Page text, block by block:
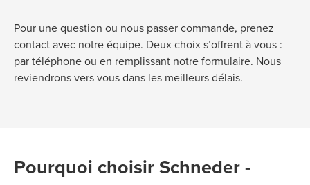
Pour une question ou nous passer commande, prenez
contact avec notre équipe. Deux choix s’offrent à vous :
par téléphone ou en remplissant notre formulaire. Nous
reviendrons vers vous dans les meilleurs délais.
Pourquoi choisir Schneder -